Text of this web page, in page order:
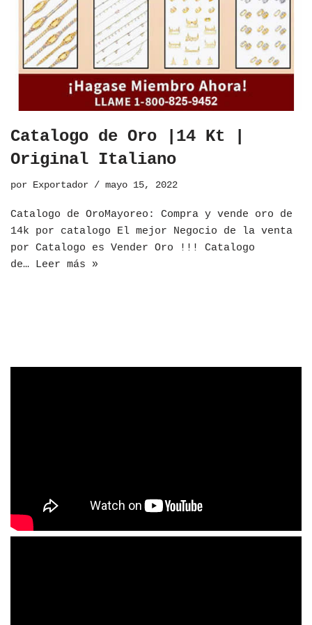
Catalogo de Oro |14 Kt |
Original Italiano
por Exportador mayo 15, 2022
​Catalogo de OroMayoreo: Compra y vende oro de
14k por catalogo El mejor Negocio de la venta
por Catalogo es Vender Oro !!! Catalogo
de… Leer más »